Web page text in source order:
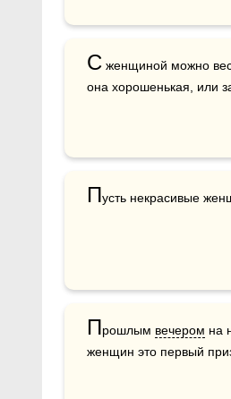
С женщиной можно
она хорошенькая, или
Пусть некрасивые
Прошлым вечером на
женщин это первый